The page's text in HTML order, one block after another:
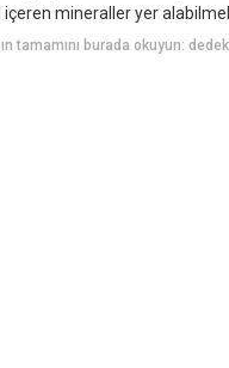
mineraller yer
tamamını burada okuyun: